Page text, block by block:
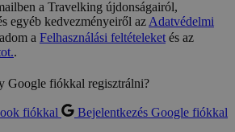
a Travelking újdonságairól,
egyéb kedvezményeiről azAdatvédelmi
a Felhasználási feltételeketés az
.
Google fiókkal regisztrálni?
fiókkal
Bejelentkezés Google fiókkal